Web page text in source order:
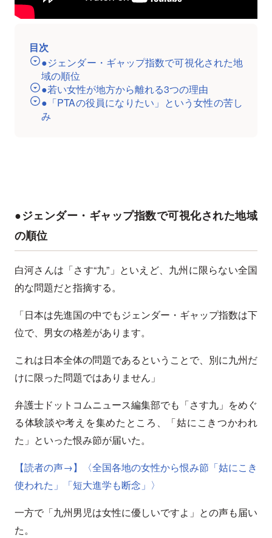
目次
●ジェンダー・ギャップ指数で可視化された地
域の順位
●若い女性が地方から離れる3つの理由
●「PTAの役員になりたい」という女性の苦し
み
●ジェンダー・ギャップ指数で可視化された地域
の順位
白河さんは「さす“九”」といえど、九州に限らない全国
的な問題だと指摘する。
「日本は先進国の中でもジェンダー・ギャップ指数は下
位で、男女の格差があります。
これは日本全体の問題であるということで、別に九州だ
けに限った問題ではありません」
弁護士ドットコムニュース編集部でも「さす九」をめぐ
る体験談や考えを集めたところ、「姑にこきつかわれ
た」といった恨み節が届いた。
【読者の声→】〈全国各地の女性から恨み節「姑にこき
使われた」「短大進学も断念」〉
一方で「九州男児は女性に優しいですよ」との声も届い
た。